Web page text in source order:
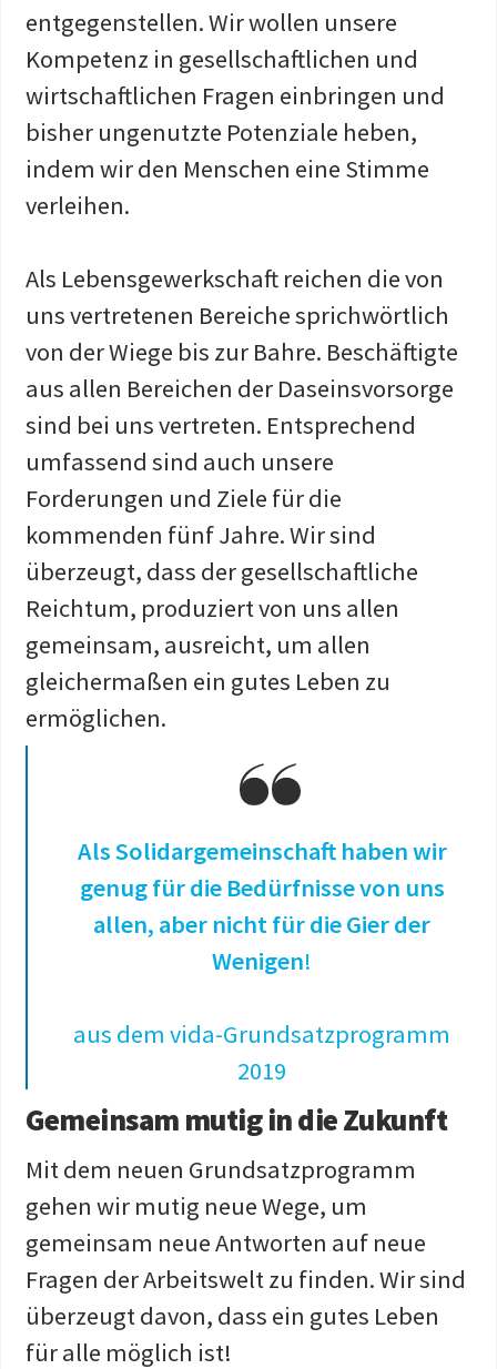
entgegenstellen. Wir wollen unsere
Kompetenz in gesellschaftlichen und
wirtschaftlichen Fragen einbringen und
bisher ungenutzte Potenziale heben,
indem wir den Menschen eine Stimme
verleihen.
Als Lebensgewerkschaft reichen die von
uns vertretenen Bereiche sprichwörtlich
von der Wiege bis zur Bahre. Beschäftigte
aus allen Bereichen der Daseinsvorsorge
sind bei uns vertreten. Entsprechend
umfassend sind auch unsere
Forderungen und Ziele für die
kommenden fünf Jahre. Wir sind
überzeugt, dass der gesellschaftliche
Reichtum, produziert von uns allen
gemeinsam, ausreicht, um allen
gleichermaßen ein gutes Leben zu
ermöglichen.
Als Solidargemeinschaft haben wir
genug für die Bedürfnisse von uns
allen, aber nicht für die Gier der
Wenigen!
aus dem vida-Grundsatzprogramm
2019
Gemeinsam mutig in die Zukunft
Mit dem neuen Grundsatzprogramm
gehen wir mutig neue Wege, um
gemeinsam neue Antworten auf neue
Fragen der Arbeitswelt zu finden. Wir sind
überzeugt davon, dass ein gutes Leben
für alle möglich ist!